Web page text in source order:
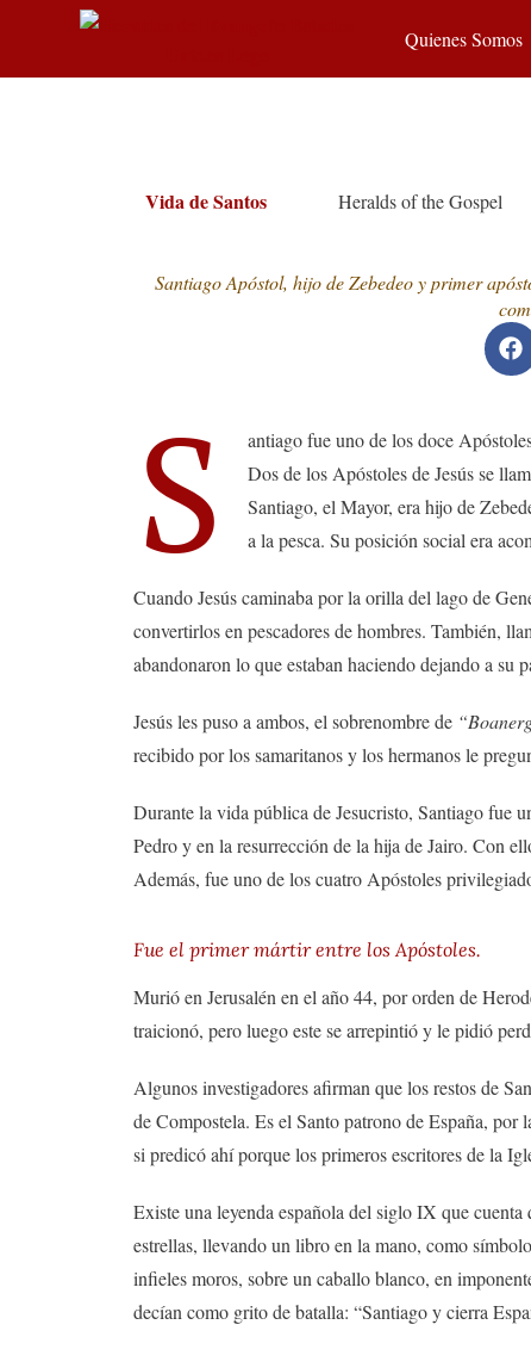
Quienes Somos
Vida de Santos Heralds of the Gospel
Santiago Apóstol, hijo de Zebedeo y primer
S
antiago fue uno de los doce
Dos de los Apóstoles de Jesús se
Santiago, el Mayor, era hijo de
a la pesca. Su posición social era
Cuando Jesús caminaba por la orilla del lago de
convertirlos en pescadores de hombres. También,
abandonaron lo que estaban haciendo dejando a su
Jesús les puso a ambos, el sobrenombre de
recibido por los samaritanos y los hermanos le
Durante la vida pública de Jesucristo, Santiago fue
Pedro y en la resurrección de la hija de Jairo. Con
Además, fue uno de los cuatro Apóstoles
Fue el primer mártir entre los Apóstoles.
Murió en Jerusalén en el año 44, por orden de
traicionó, pero luego este se arrepintió y le pidió
Algunos investigadores afirman que los restos de
de Compostela. Es el Santo patrono de España, por
si predicó ahí porque los primeros escritores de la
Existe una leyenda española del siglo IX que
estrellas, llevando un libro en la mano, como
infieles moros, sobre un caballo blanco, en
decían como grito de batalla: “Santiago y cierra